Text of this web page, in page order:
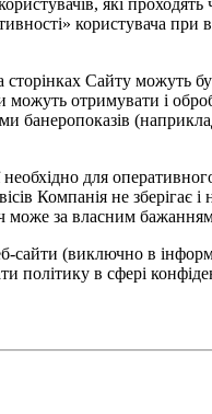
користувача при
Сайту можуть
отримувати і
банеропоказів
для
Компанія не
за власним
(виключно в
політику в сфері